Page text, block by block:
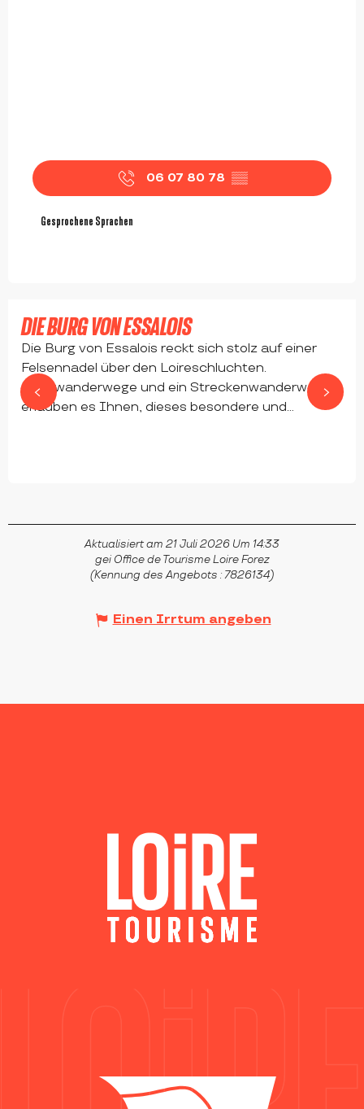
06 07 80 78 ▒▒
Gesprochene Sprachen
Gesprochene Sprachen
DIE BURG VON ESSALOIS
Die Burg von Essalois reckt sich stolz auf einer
Felsennadel über den Loireschluchten.
Rundwanderwege und ein Streckenwanderweg
erlauben es Ihnen, dieses besondere und...
Aktualisiert am 21 Juli 2026 Um 14:33
gei Office de Tourisme Loire Forez
(Kennung des Angebots :7826134)
Einen Irrtum angeben